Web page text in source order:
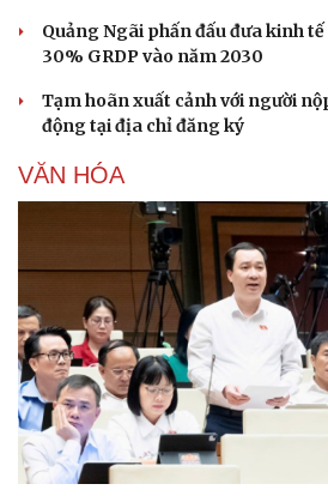
Sân khấu - Điện ảnh
Âm nhạc
Di sản
Giải
Thời
Sao
Quảng Ngãi phấn đấu đưa kinh
30% GRDP vào năm 2030
Tạm hoãn xuất cảnh với người
động tại địa chỉ đăng ký
VĂN HÓA